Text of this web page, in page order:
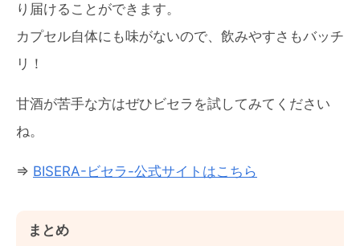
り届けることができます。
カプセル自体にも味がないので、飲みやすさもバッチ
リ！
甘酒が苦手な方はぜひビセラを試してみてください
ね。
⇒ BISERA-ビセラ-公式サイトはこちら
まとめ